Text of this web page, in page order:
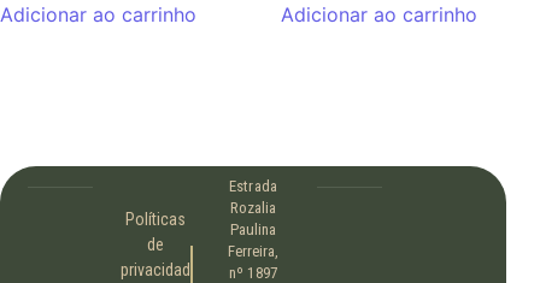
Adicionar ao carrinho Adicionar ao carrinho
Políticas
de
privacidad
Estrada
Rozalia
Paulina
Ferreira,
nº 1897